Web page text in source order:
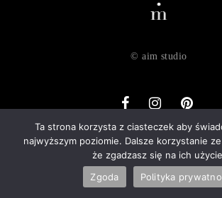
Ta strona korzysta z ciasteczek aby
najwyższym poziomie. Dalsze korzystanie
że zgadzasz się na ich
Zgoda
Polityka
© aim studio
o nas dostawa zwroty regulamin
kontakt